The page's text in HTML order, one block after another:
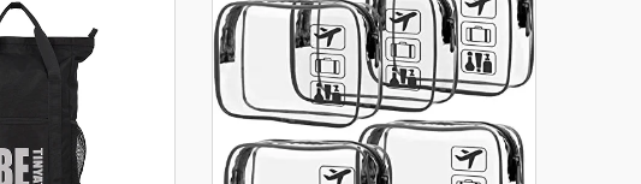
والنساء والفتيان
للاستخدام